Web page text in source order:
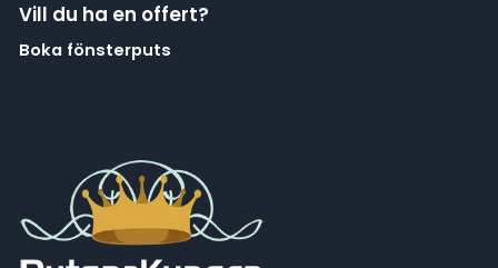
Vill du ha en offert?
Boka fönsterputs